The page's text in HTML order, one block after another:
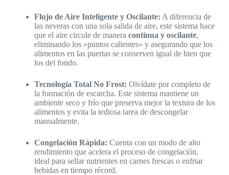
Flujo de Aire Inteligente y Oscilante: A diferencia de
las neveras con una sola salida de aire, este sistema hace
que el aire circule de manera continua y oscilante,
eliminando los «puntos calientes» y asegurando que los
alimentos en las puertas se conserven igual de bien que
los del fondo.
Tecnología Total No Frost: Olvídate por completo de
la formación de escarcha. Este sistema mantiene un
ambiente seco y frío que preserva mejor la textura de los
alimentos y evita la tediosa tarea de descongelar
manualmente.
Congelación Rápida: Cuenta con un modo de alto
rendimiento que acelera el proceso de congelación,
ideal para sellar nutrientes en carnes frescas o enfriar
bebidas en tiempo récord.